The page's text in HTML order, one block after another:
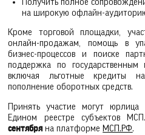
Получить полное
на широкую офлайн-
Кроме торговой площадки,
онлайн-продажам, помощь в
бизнес-процессов и поиске
поддержка по государственным
включая льготные кредиты
пополнение оборотных средств.
Принять участие могут
Едином реестре субъектов
сентябряна платформе МСП.РФ.